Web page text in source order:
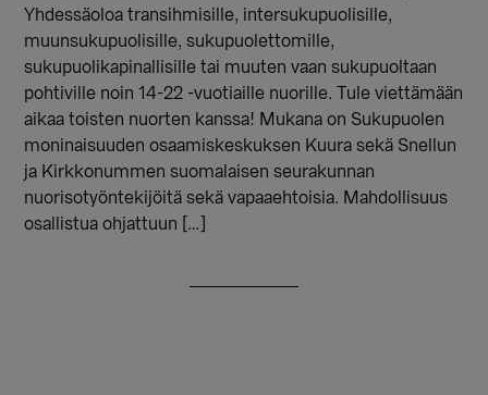
Yhdessäoloa transihmisille, intersukupuolisille,
muunsukupuolisille, sukupuolettomille,
sukupuolikapinallisille tai muuten vaan sukupuoltaan
pohtiville noin 14-22 -vuotiaille nuorille. Tule viettämään
aikaa toisten nuorten kanssa! Mukana on Sukupuolen
moninaisuuden osaamiskeskuksen Kuura sekä Snellun
ja Kirkkonummen suomalaisen seurakunnan
nuorisotyöntekijöitä sekä vapaaehtoisia. Mahdollisuus
osallistua ohjattuun […]